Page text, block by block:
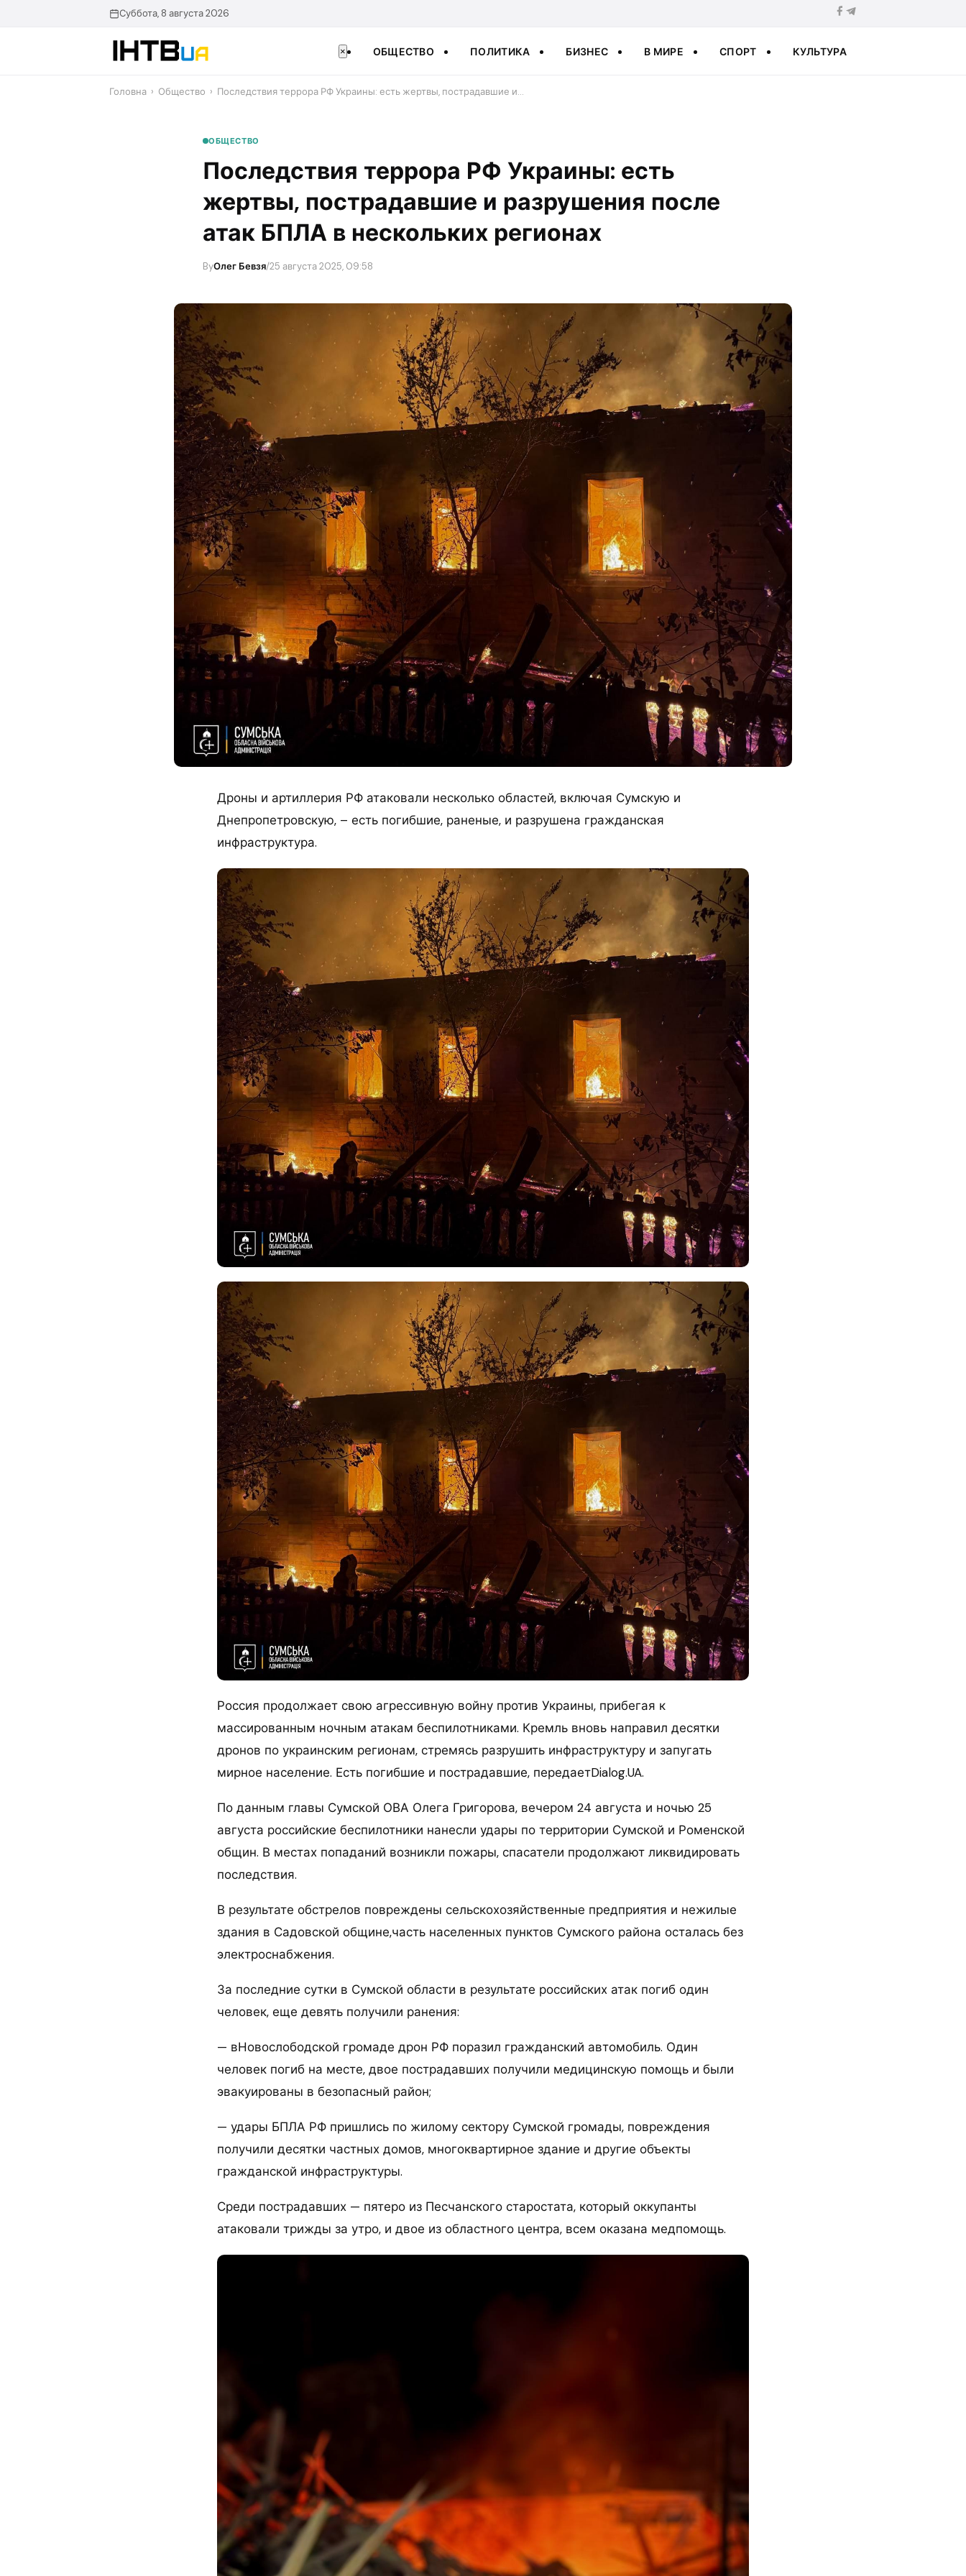
Суббота, 8 августа 2026
× ОБЩЕСТВО ПОЛИТИКА БИЗНЕС В МИРЕ СПОРТ КУЛЬТУРА
Головна › Общество › Последствия террора РФ Украины: есть жертвы, пострадавшие и…
ОБЩЕСТВО
Последствия террора РФ Украины: есть
жертвы, пострадавшие и разрушения после
атак БПЛА в нескольких регионах
ByОлег Бевзя/25 августа 2025, 09:58
Дроны и артиллерия РФ атаковали несколько областей, включая Сумскую и
Днепропетровскую, – есть погибшие, раненые, и разрушена гражданская
инфраструктура.
Россия продолжает свою агрессивную войну против Украины, прибегая к
массированным ночным атакам беспилотниками. Кремль вновь направил десятки
дронов по украинским регионам, стремясь разрушить инфраструктуру и запугать
мирное население. Есть погибшие и пострадавшие, передаетDialog.UA.
По данным главы Сумской ОВА Олега Григорова, вечером 24 августа и ночью 25
августа российские беспилотники нанесли удары по территории Сумской и Роменской
общин. В местах попаданий возникли пожары, спасатели продолжают ликвидировать
последствия.
В результате обстрелов повреждены сельскохозяйственные предприятия и нежилые
здания в Садовской общине,часть населенных пунктов Сумского района осталась без
электроснабжения.
За последние сутки в Сумской области в результате российских атак погиб один
человек, еще девять получили ранения:
— вНовослободской громаде дрон РФ поразил гражданский автомобиль. Один
человек погиб на месте, двое пострадавших получили медицинскую помощь и были
эвакуированы в безопасный район;
— удары БПЛА РФ пришлись по жилому сектору Сумской громады, повреждения
получили десятки частных домов, многоквартирное здание и другие объекты
гражданской инфраструктуры.
Среди пострадавших — пятеро из Песчанского старостата, который оккупанты
атаковали трижды за утро, и двое из областного центра, всем оказана медпомощь.